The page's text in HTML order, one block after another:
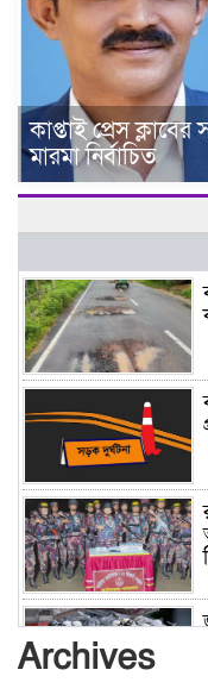
কাপ্তাই প্রেস
মারমা নির্বাচিত
Archives